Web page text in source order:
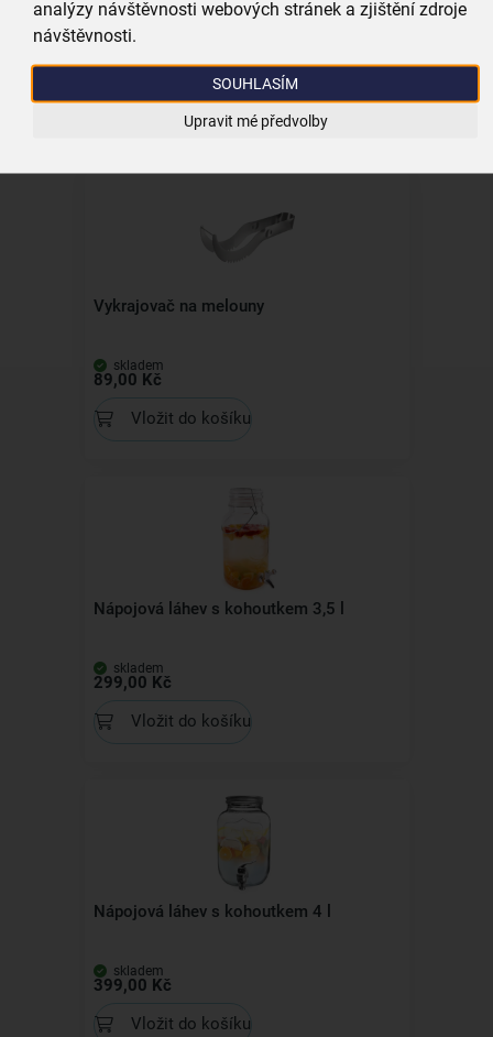
analýzy návštěvnosti webových stránek a zjištění zdroje
návštěvnosti.
SOUHLASÍM
Upravit mé předvolby
skladem
Vložit do košíku
Vykrajovač na melouny
skladem
89,00 Kč
Vložit do košíku
Nápojová láhev s kohoutkem 3,5 l
skladem
299,00 Kč
Vložit do košíku
Nápojová láhev s kohoutkem 4 l
skladem
399,00 Kč
Vložit do košíku